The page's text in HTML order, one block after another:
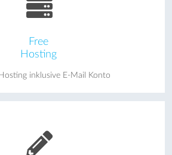
Free
Hosting
inklusive E-Mail Konto